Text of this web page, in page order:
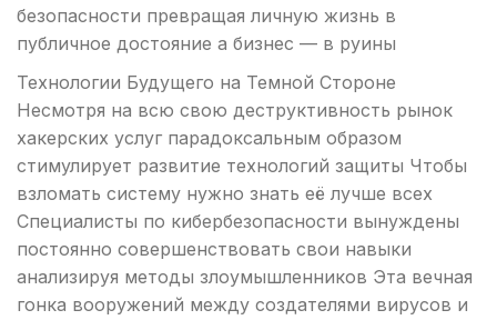
безопасности превращая личную жизнь в
публичное достояние а бизнес — в руины
Технологии Будущего на Темной Стороне
Несмотря на всю свою деструктивность рынок
хакерских услуг парадоксальным образом
стимулирует развитие технологий защиты Чтобы
взломать систему нужно знать её лучше всех
Специалисты по кибербезопасности вынуждены
постоянно совершенствовать свои навыки
анализируя методы злоумышленников Эта вечная
гонка вооружений между создателями вирусов и